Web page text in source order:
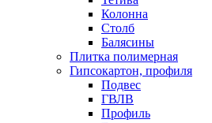
Колонна
Столб
Балясины
Плитка полимерная
Гипсокартон, профиля
Подвес
ГВЛВ
Профиль